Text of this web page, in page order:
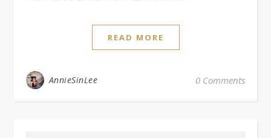
READ MORE
AnnieSinLee 0 Comments